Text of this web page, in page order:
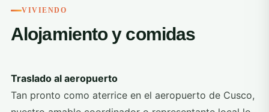
VIVIENDO
Alojamiento y comidas
Traslado al aeropuerto
Tan pronto como aterrice en el aeropuerto de Cusco,